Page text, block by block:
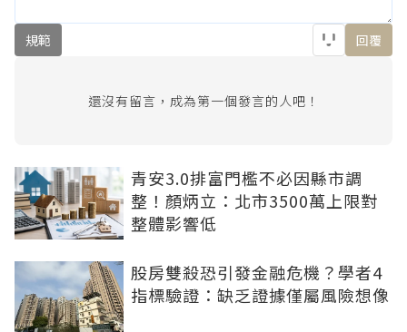
規範 回覆
還沒有留言，成為第一個發言的人吧！
青安3.0排富門檻不必因縣市調
整！顏炳立：北市3500萬上限對
整體影響低
股房雙殺恐引發金融危機？學者4
指標驗證：缺乏證據僅屬風險想像